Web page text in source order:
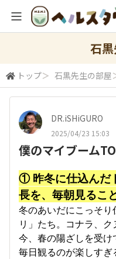
石
トップ＞ 石黒先生の部屋
DR.iSHiGURO
2025/04/23 15:03
僕のマイブーム
① 昨冬に仕込んだ
長を、毎朝見るこ
冬のあいだにこっそ
リ」たち。コナラ、ク
今、春の陽ざしを受
毎日観るのが楽しすぎ